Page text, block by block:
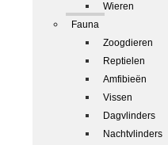
Wieren
Fauna
Zoogdieren
Reptielen
Amfibieën
Vissen
Dagvlinders
Nachtvlinders